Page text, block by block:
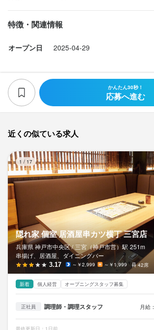
特徴・関連情報
オープン日 2025-04-29
かんたん30秒！
応募へ進む
近くの似ている求人
1 / 17
隠れ家 個室 居酒屋串カツ横丁 三宮店
兵庫県 神戸市中央区 / 三宮（神戸市営） 駅 251m
串揚げ、居酒屋、ダイニングバー
3.17 ～￥2,999 ～￥1,999 42席
新着 個人経営 オープニングスタッフ募集
正社員 調理師・調理スタッフ 月給：